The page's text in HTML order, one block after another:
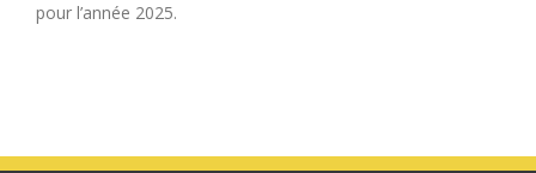
pour l’année 2025.